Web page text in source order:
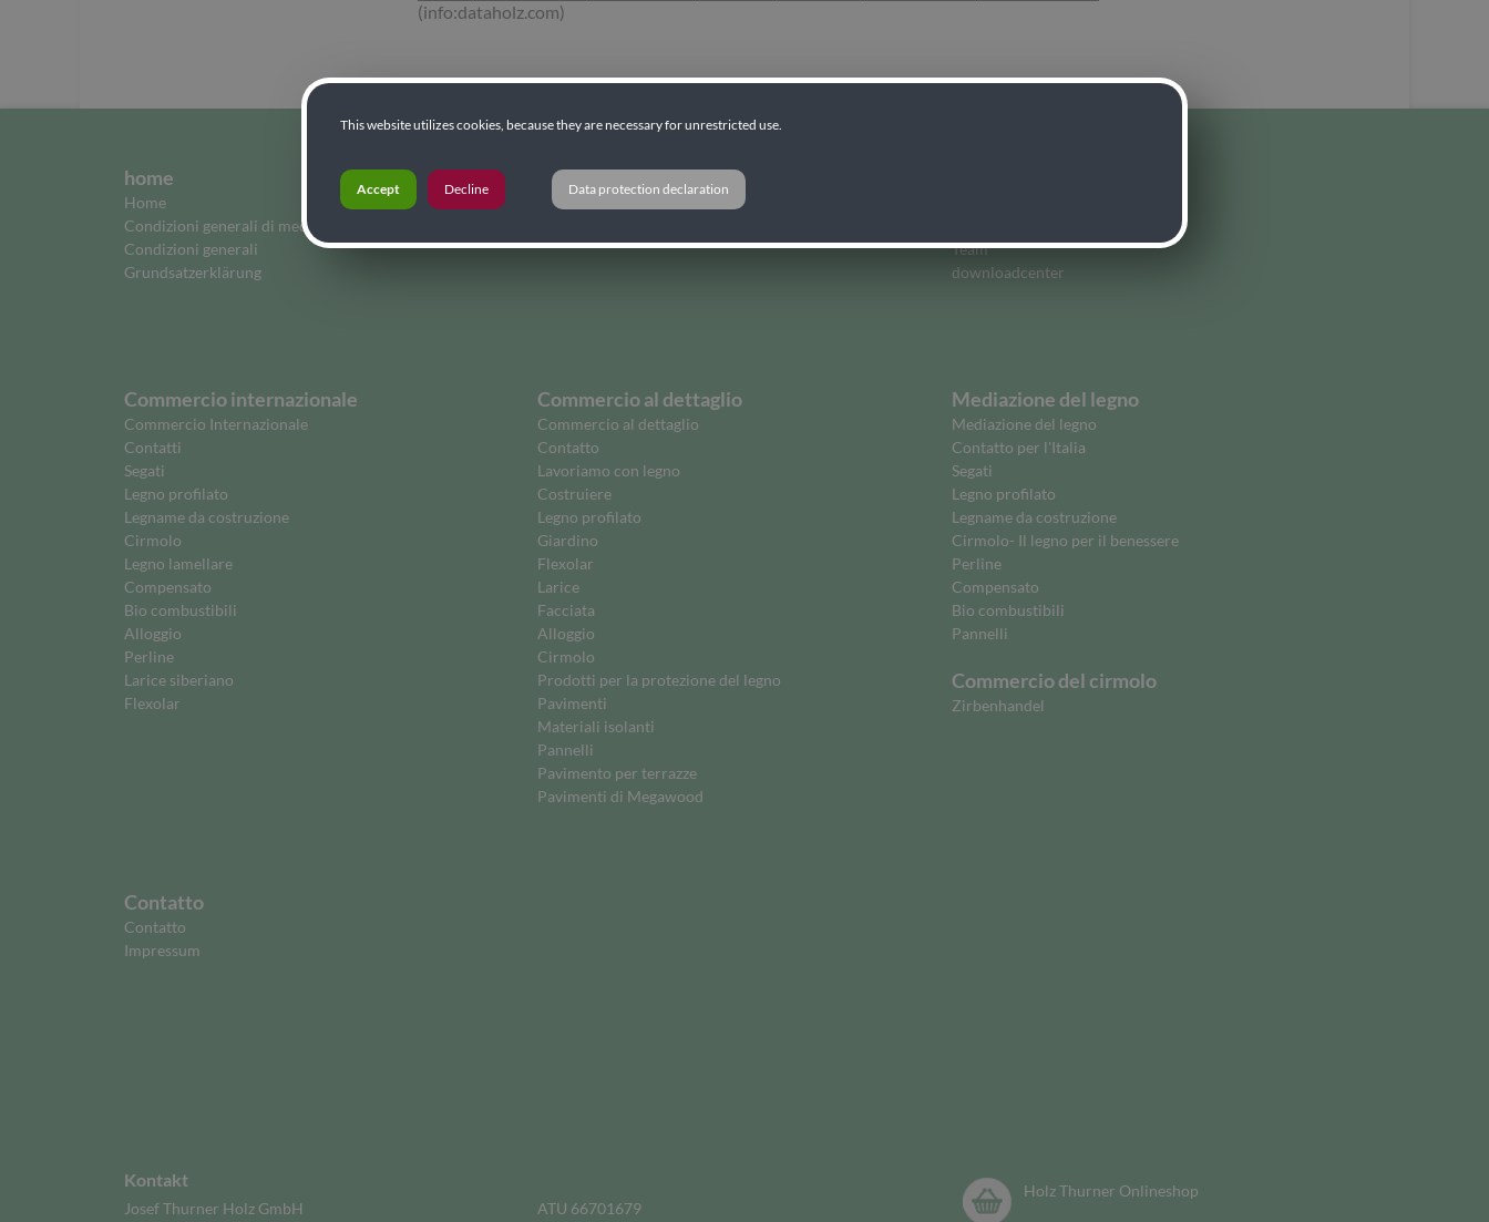
(info:dataholz.com)
home
Home
Condizioni generali di mediazioni
Condizioni generali
Grundsatzerklärung
News
Giornale "Holzsplitter"
Team
downloadcenter
Commercio internazionale
Commercio Internazionale
Contatti
Segati
Legno profilato
Legname da costruzione
Cirmolo
Legno lamellare
Compensato
Bio combustibili
Alloggio
Perline
Larice siberiano
Flexolar
Commercio al dettaglio
Commercio al dettaglio
Contatto
Lavoriamo con legno
Costruiere
Legno profilato
Giardino
Flexolar
Larice
Facciata
Alloggio
Cirmolo
Prodotti per la protezione del legno
Pavimenti
Materiali isolanti
Pannelli
Pavimento per terrazze
Pavimenti di Megawood
Mediazione del legno
Mediazione del legno
Contatto per l'Italia
Segati
Legno profilato
Legname da costruzione
Cirmolo- Il legno per il benessere
Perline
Compensato
Bio combustibili
Pannelli
Commercio del cirmolo
Zirbenhandel
Contatto
Contatto
Impressum
Kontakt
Josef Thurner Holz GmbH ATU 66701679
Holz Thurner Onlineshop
This website utilizes cookies, because they are necessary for unrestricted use.
Accept Decline Data protection declaration